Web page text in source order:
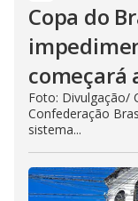
Copa do
começará
Foto: Divulgação/
Confederação
sistema...